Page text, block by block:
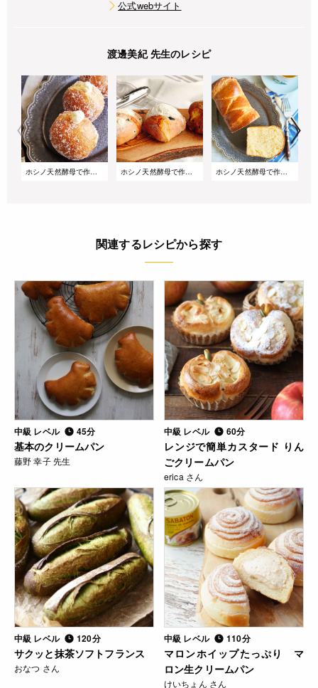
公式webサイト
渡邊美紀 先生のレシピ
ホシノ天然酵母で作る ココナッツマラサダ|マンゴークリーム入り ホシノ天然酵母で作る オリーブとチーズのセミハードブレッド ホシノ天然酵母で作る レモンブリオッシュ
関連するレシピから探す
中級 レベル 45分
基本のクリームパン
藤野 幸子 先生
中級 レベル 60分
レンジで簡単カスタード りん
ごクリームパン
erica さん
中級 レベル 120分
サクッと抹茶ソフトフランス
おなつ さん
中級 レベル 110分
マロンホイップたっぷり マ
ロン生クリームパン
けいちょん さん